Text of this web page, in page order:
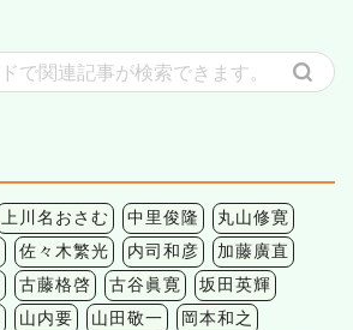
上川名おさむ 中里俊隆
丸山修寛
佐々木繁光 内司和彦
加藤廣直
古藤格啓 古谷眞寛
坂田英輝
山内要 山田敬一
岡本和之